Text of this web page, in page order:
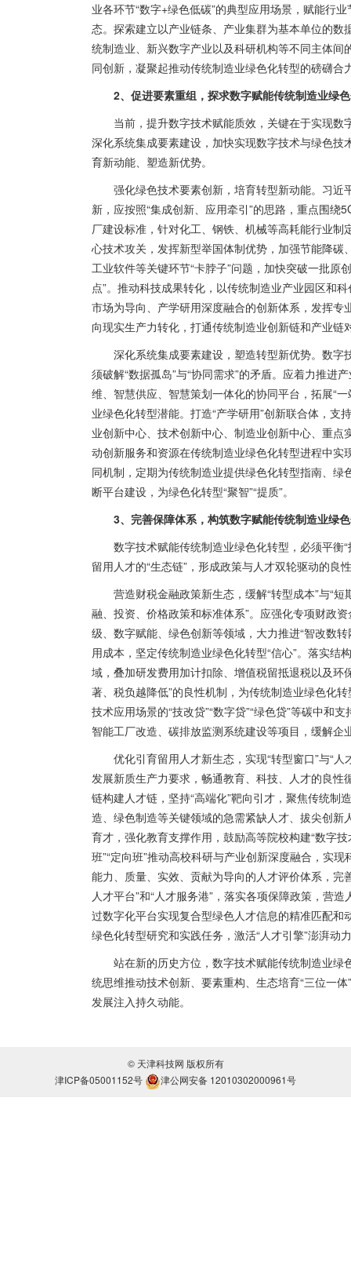
业各环节“数字+绿色低碳”的典型应用场景，赋能行
态。探索建立以产业链条、产业集群为基本单位的
统制造业、新兴数字产业以及科研机构等不同主体
同创新，凝聚起推动传统制造业绿色化转型的磅礴合
2、促进要素重组，探求数字赋能传统制造业绿
当前，提升数字技术赋能质效，关键在于实现数
深化系统集成要素建设，加快实现数字技术与绿色
育新动能、塑造新优势。
强化绿色技术要素创新，培育转型新动能。习近
新，应按照“集成创新、应用牵引”的思路，重点围
厂建设标准，针对化工、钢铁、机械等高耗能行业
心技术攻关，发挥新型举国体制优势，加强节能降
工业软件等关键环节“卡脖子”问题，加快突破一批原
点”。推动科技成果转化，以传统制造业产业园区和
市场为导向、产学研用深度融合的创新体系，发挥
向现实生产力转化，打通传统制造业创新链和产业链
深化系统集成要素建设，塑造转型新优势。数
须破解“数据孤岛”与“协同需求”的矛盾。应着力推
维、智慧供应、智慧策划一体化的协同平台，拓展“
业绿色化转型潜能。打造“产学研用”创新联合体，
业创新中心、技术创新中心、制造业创新中心、重
动创新服务和资源在传统制造业绿色化转型进程中
同机制，定期为传统制造业提供绿色化转型指南、
断平台建设，为绿色化转型“聚智”“提质”。
3、完善保障体系，构筑数字赋能传统制造业绿
数字技术赋能传统制造业绿色化转型，必须平衡
留用人才的“生态链”，形成政策与人才双轮驱动的良
营造财税金融政策新生态，缓解“转型成本”与“
融、投资、价格政策和标准体系”。应强化专项财政
级、数字赋能、绿色创新等领域，大力推进“智改数
用成本，坚定传统制造业绿色化转型“信心”。落实
域，叠加研发费用加计扣除、增值税留抵退税以及环
著、税负越降低”的良性机制，为传统制造业绿色化
技术应用场景的“技改贷”“数字贷”“绿色贷”等碳中和
智能工厂改造、碳排放监测系统建设等项目，缓解
优化引育留用人才新生态，实现“转型窗口”与“
发展新质生产力要求，畅通教育、科技、人才的良
链构建人才链，坚持“高端化”靶向引才，聚焦传统制
造、绿色制造等关键领域的急需紧缺人才、拔尖创新
育才，强化教育支撑作用，鼓励高等院校构建“数字
班”“定向班”推动高校科研与产业创新深度融合，实
能力、质量、实效、贡献为导向的人才评价体系，
人才平台”和“人才服务港”，落实各项保障政策，营
过数字化平台实现复合型绿色人才信息的精准匹配和
绿色化转型研究和实践任务，激活“人才引擎”澎湃动
站在新的历史方位，数字技术赋能传统制造业绿
统思维推动技术创新、要素重构、生态培育“三位一
发展注入持久动能。
© 天津科技网 版权所有
津ICP备05001152号
津公网安备 12010302000961号